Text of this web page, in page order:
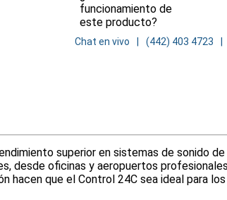
funcionamiento de
este producto?
Chat en vivo (442) 403 4723
superior en sistemas de sonido
desde oficinas y aeropuertos
que el Control 24C sea ideal para